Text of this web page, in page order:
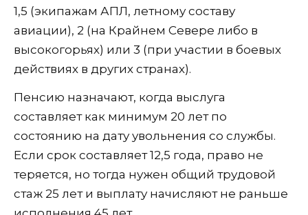
1,5 (экипажам АПЛ, летному составу
авиации), 2 (на Крайнем Севере либо в
высокогорьях) или 3 (при участии в боевых
действиях в других странах).
Пенсию назначают, когда выслуга
составляет как минимум 20 лет по
состоянию на дату увольнения со службы.
Если срок составляет 12,5 года, право не
теряется, но тогда нужен общий трудовой
стаж 25 лет и выплату начисляют не раньше